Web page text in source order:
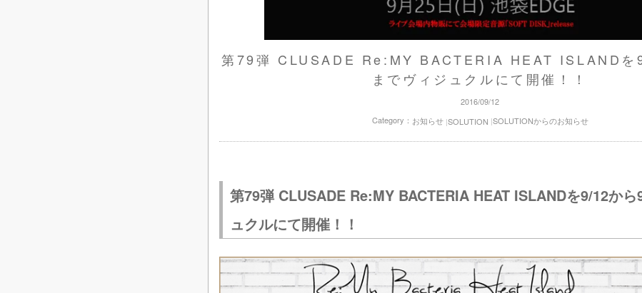
第79弾 CLUSADE Re:MY BACTERIA HEAT ISLANDを
までヴィジュクルにて開催！！
2016/09/12
Category： お知らせ SOLUTION SOLUTIONからのお知らせ
第79弾 CLUSADE Re:MY BACTERIA HEAT ISLANDを9/12か
ュクルにて開催！！